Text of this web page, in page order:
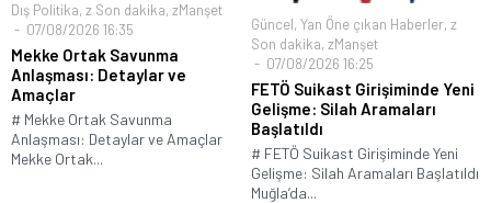
Dış Politika, z Son dakika, zManşet
07/08/2026 16:35
Mekke Ortak Savunma
Anlaşması: Detaylar ve
Amaçlar
# Mekke Ortak Savunma
Anlaşması: Detaylar ve Amaçlar
Mekke Ortak...
Güncel, Yan Öne çıkan Haberler, z
Son dakika, zManşet
07/08/2026 16:25
FETÖ Suikast Girişiminde Yeni
Gelişme: Silah Aramaları
Başlatıldı
# FETÖ Suikast Girişiminde Yeni
Gelişme: Silah Aramaları Başlatıldı
Muğla’da...